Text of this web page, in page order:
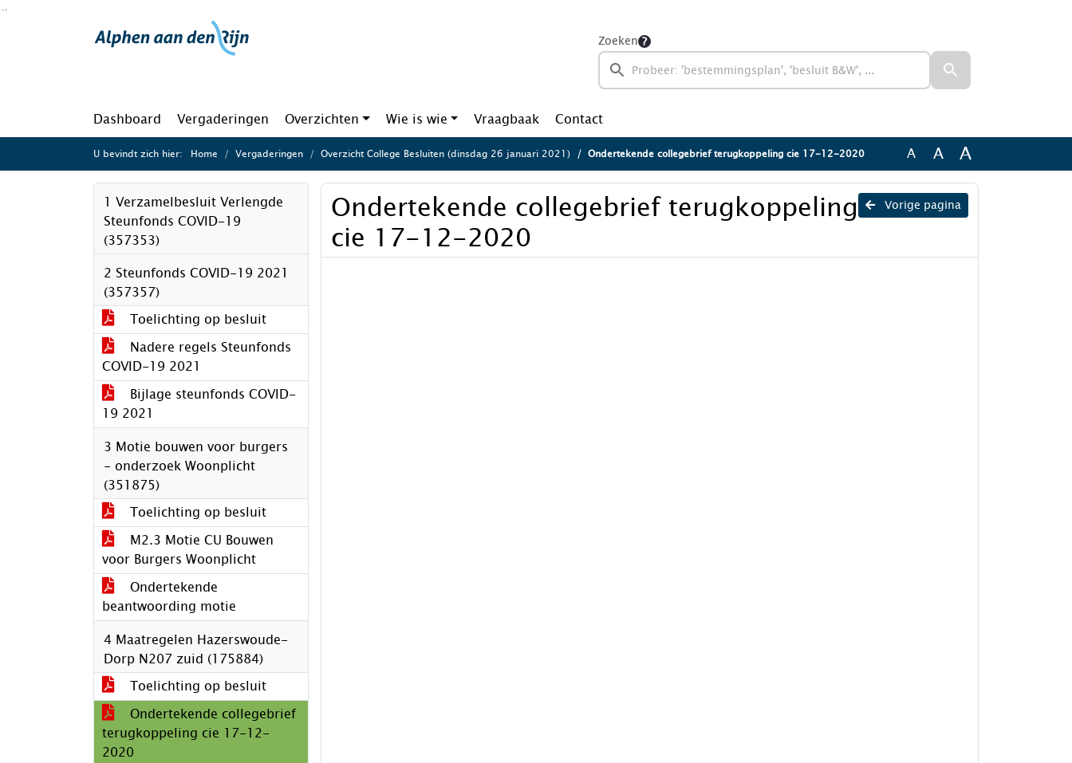
Ga naar de inhoud van deze pagina
Zoeken
Dashboard Vergaderingen Overzichten Wie is wie Vraagbaak Contact
U bevindt zich hier: Home Vergaderingen Overzicht College Besluiten (dinsdag 26 januari 2021) Ondertekende collegebrief terugkoppeling cie 17-12-2020 A A A
1 Verzamelbesluit Verlengde
Steunfonds COVID-19
(357353)
2 Steunfonds COVID-19 2021
(357357)
Toelichting op besluit
Nadere regels Steunfonds
COVID-19 2021
Bijlage steunfonds COVID-
19 2021
3 Motie bouwen voor burgers
- onderzoek Woonplicht
(351875)
Toelichting op besluit
M2.3 Motie CU Bouwen
voor Burgers Woonplicht
Ondertekende
beantwoording motie
4 Maatregelen Hazerswoude-
Dorp N207 zuid (175884)
Toelichting op besluit
Ondertekende collegebrief
terugkoppeling cie 17-12-
2020
Vorige pagina
Ondertekende collegebrief terugkoppeling
cie 17-12-2020